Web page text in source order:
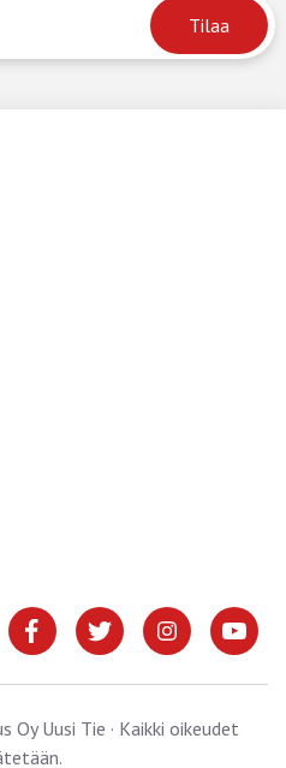
Oy Uusi Tie · Kaikki oikeudet